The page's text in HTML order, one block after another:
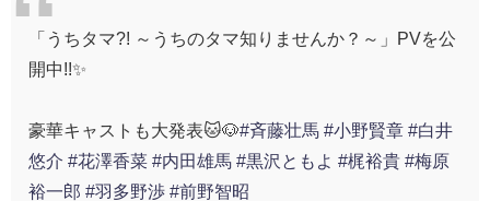
「うちタマ?! ～うちのタマ知りませんか？～」PVを公
開中!!✨
豪華キャストも大発表🐱🐶#斉藤壮馬 #小野賢章 #白井
悠介 #花澤香菜 #内田雄馬 #黒沢ともよ #梶裕貴 #梅原
裕一郎 #羽多野渉 #前野智昭